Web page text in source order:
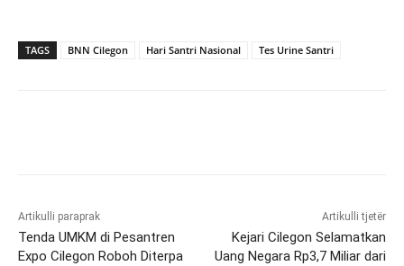
TAGS BNN Cilegon Hari Santri Nasional Tes Urine Santri
Artikulli paraprak
Tenda UMKM di Pesantren
Expo Cilegon Roboh Diterpa
Artikulli tjetër
Kejari Cilegon Selamatkan
Uang Negara Rp3,7 Miliar dari